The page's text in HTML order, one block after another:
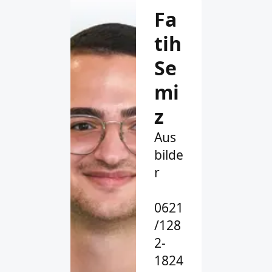
Fa
tih
Se
mi
z
Aus
bilde
r
0621
/128
2-
1824